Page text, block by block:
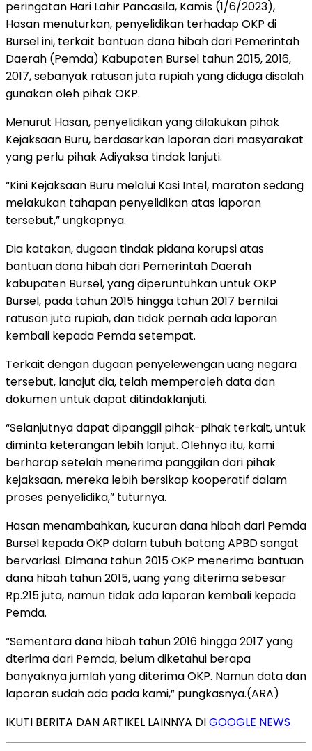
peringatan Hari Lahir Pancasila, Kamis (1/6/2023),
Hasan menuturkan, penyelidikan terhadap OKP di
Bursel ini, terkait bantuan dana hibah dari Pemerintah
Daerah (Pemda) Kabupaten Bursel tahun 2015, 2016,
2017, sebanyak ratusan juta rupiah yang diduga disalah
gunakan oleh pihak OKP.
Menurut Hasan, penyelidikan yang dilakukan pihak
Kejaksaan Buru, berdasarkan laporan dari masyarakat
yang perlu pihak Adiyaksa tindak lanjuti.
“Kini Kejaksaan Buru melalui Kasi Intel, maraton sedang
melakukan tahapan penyelidikan atas laporan
tersebut,” ungkapnya.
Dia katakan, dugaan tindak pidana korupsi atas
bantuan dana hibah dari Pemerintah Daerah
kabupaten Bursel, yang diperuntuhkan untuk OKP
Bursel, pada tahun 2015 hingga tahun 2017 bernilai
ratusan juta rupiah, dan tidak pernah ada laporan
kembali kepada Pemda setempat.
Terkait dengan dugaan penyelewengan uang negara
tersebut, lanajut dia, telah memperoleh data dan
dokumen untuk dapat ditindaklanjuti.
“Selanjutnya dapat dipanggil pihak-pihak terkait, untuk
diminta keterangan lebih lanjut. Olehnya itu, kami
berharap setelah menerima panggilan dari pihak
kejaksaan, mereka lebih bersikap kooperatif dalam
proses penyelidika,” tuturnya.
Hasan menambahkan, kucuran dana hibah dari Pemda
Bursel kepada OKP dalam tubuh batang APBD sangat
bervariasi. Dimana tahun 2015 OKP menerima bantuan
dana hibah tahun 2015, uang yang diterima sebesar
Rp.215 juta, namun tidak ada laporan kembali kepada
Pemda.
“Sementara dana hibah tahun 2016 hingga 2017 yang
dterima dari Pemda, belum diketahui berapa
banyaknya jumlah yang diterima OKP. Namun data dan
laporan sudah ada pada kami,” pungkasnya.(ARA)
IKUTI BERITA DAN ARTIKEL LAINNYA DIGOOGLE NEWS